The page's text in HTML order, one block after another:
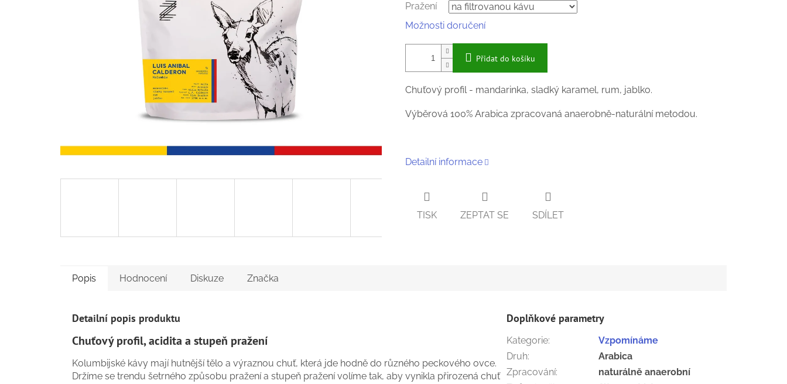
Pražení
Možnosti doručení
Přidat do košíku
Chuťový profil - mandarinka, sladký karamel, rum, jablko.
Výběrová 100% Arabica zpracovaná anaerobně-naturální metodou.
Detailní informace
TISK ZEPTAT SE SDÍLET
Popis Hodnocení Diskuze Značka
Detailní popis produktu
Chuťový profil, acidita a stupeň pražení
Kolumbijské kávy mají hutnější tělo a výraznou chuť, která jde hodně do různého peckového ovce.
Držíme se trendu šetrného způsobu pražení a stupeň pražení volíme tak, aby vynikla přirozená chuť
Doplňkové parametry
Kategorie:
Vzpomínáme
Druh:
Arabica
Zpracování:
naturálně anaerobní